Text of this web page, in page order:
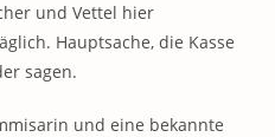
und Vettel hier
Hauptsache, die Kasse
sagen.
und eine bekannte